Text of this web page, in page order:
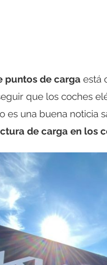
puntos de carga está
que los coches
es una buena noticia
de carga en los